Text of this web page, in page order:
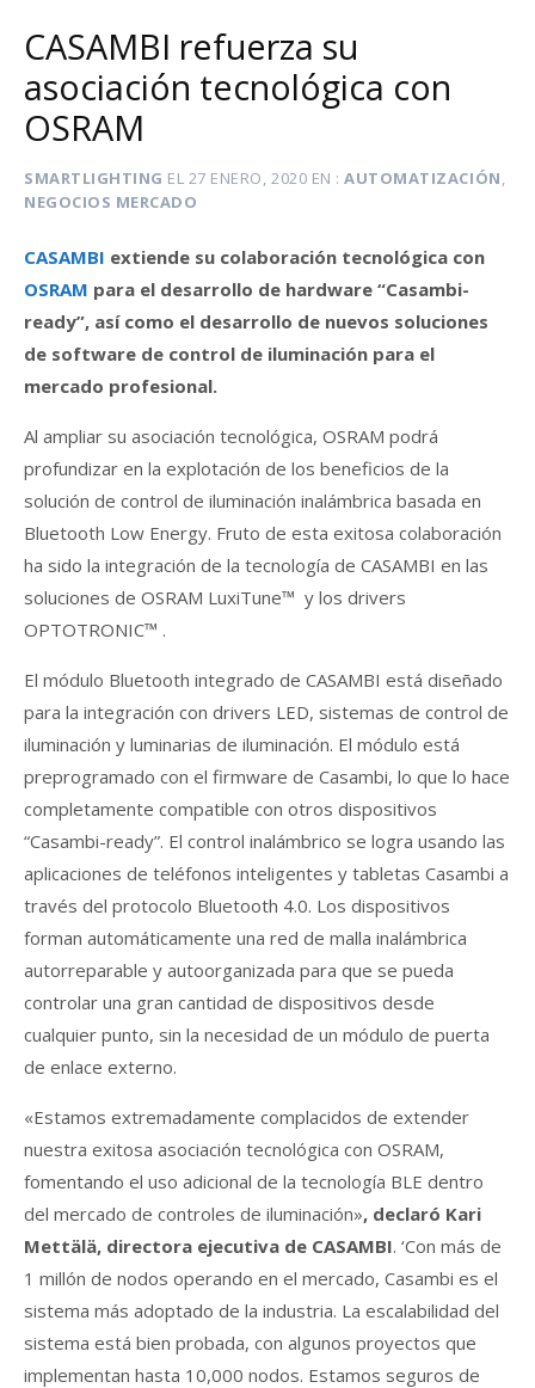
CASAMBI refuerza su
asociación tecnológica con
OSRAM
SMARTLIGHTING EL 27 ENERO, 2020 EN AUTOMATIZACIÓN,
NEGOCIOS MERCADO
CASAMBI extiende su colaboración tecnológica con
OSRAM para el desarrollo de hardware “Casambi-
ready”, así como el desarrollo de nuevos soluciones
de software de control de iluminación para el
mercado profesional.
Al ampliar su asociación tecnológica, OSRAM podrá
profundizar en la explotación de los beneficios de la
solución de control de iluminación inalámbrica basada en
Bluetooth Low Energy. Fruto de esta exitosa colaboración
ha sido la integración de la tecnología de CASAMBI en las
soluciones de OSRAM LuxiTune™ y los drivers
OPTOTRONIC™ .
El módulo Bluetooth integrado de CASAMBI está diseñado
para la integración con drivers LED, sistemas de control de
iluminación y luminarias de iluminación. El módulo está
preprogramado con el firmware de Casambi, lo que lo hace
completamente compatible con otros dispositivos
“Casambi-ready”. El control inalámbrico se logra usando las
aplicaciones de teléfonos inteligentes y tabletas Casambi a
través del protocolo Bluetooth 4.0. Los dispositivos
forman automáticamente una red de malla inalámbrica
autorreparable y autoorganizada para que se pueda
controlar una gran cantidad de dispositivos desde
cualquier punto, sin la necesidad de un módulo de puerta
de enlace externo.
«Estamos extremadamente complacidos de extender
nuestra exitosa asociación tecnológica con OSRAM,
fomentando el uso adicional de la tecnología BLE dentro
del mercado de controles de iluminación», declaró Kari
Mettälä, directora ejecutiva de CASAMBI. ‘Con más de
1 millón de nodos operando en el mercado, Casambi es el
sistema más adoptado de la industria. La escalabilidad del
sistema está bien probada, con algunos proyectos que
implementan hasta 10,000 nodos. Estamos seguros de